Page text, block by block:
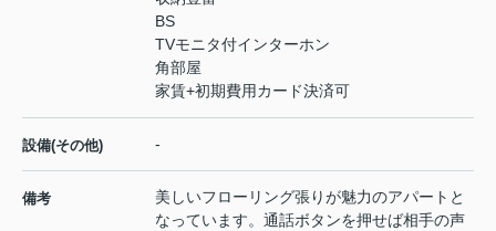
BS
TVモニタ付インターホン
角部屋
家賃+初期費用カード決済可
設備(その他) -
備考
美しいフローリング張りが魅力のアパートと
なっています。通話ボタンを押せば相手の声